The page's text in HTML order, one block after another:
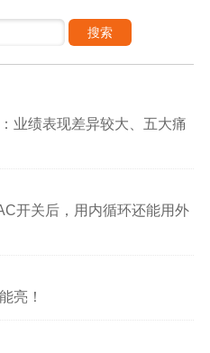
搜索
业绩表现差异较大、五大痛
开关后，用内循环还能用外
亮！